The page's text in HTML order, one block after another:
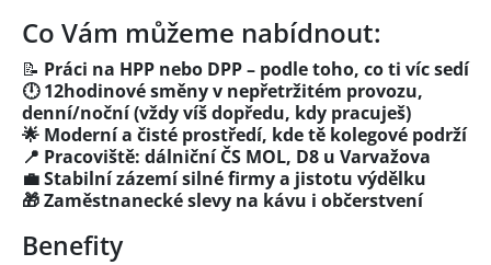
Co Vám můžeme nabídnout:
📝 Práci na HPP nebo DPP – podle toho, co ti víc sedí
🕛 12hodinové směny v nepřetržitém provozu,
denní/noční (vždy víš dopředu, kdy pracuješ)
🌟 Moderní a čisté prostředí, kde tě kolegové podrží
📍 Pracoviště: dálniční ČS MOL, D8 u Varvažova
💼 Stabilní zázemí silné firmy a jistotu výdělku
🎁 Zaměstnanecké slevy na kávu i občerstvení
Benefity